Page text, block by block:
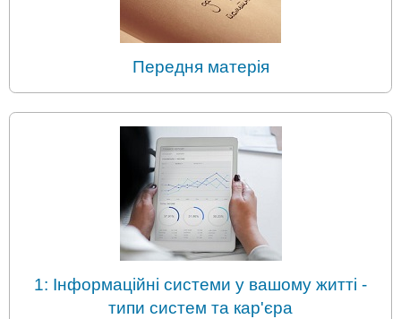
Передня матерія
1: Інформаційні системи у вашому житті -
типи систем та кар'єра